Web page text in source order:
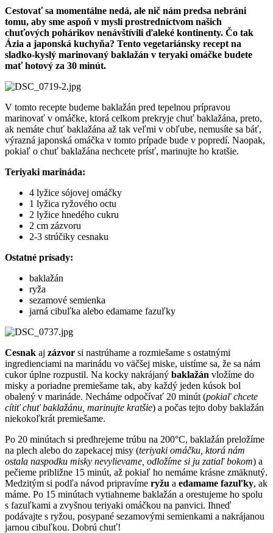
Cestovať sa momentálne nedá, ale nič nám predsa nebráni
tomu, aby sme aspoň v mysli prostredníctvom našich
chuťových pohárikov nenávštívili ďaleké kontinenty. Čo tak
Ázia a japonská kuchyňa? Tento vegetariánsky recept na
sladko-kyslý marinovaný baklažán v teryaki omáčke budete
mať hotový za 30 minút.
V tomto recepte budeme baklažán pred tepelnou prípravou
marinovať v omáčke, ktorá celkom prekryje chuť baklažána, preto,
ak nemáte chuť baklažána až tak veľmi v obľube, nemusíte sa báť,
výrazná japonská omáčka v tomto prípade bude v popredí. Naopak,
pokiaľ o chuť baklažána nechcete prísť, marinujte ho kratšie.
Teriyaki marináda:
4 lyžice sójovej omáčky
1 lyžica ryžového octu
2 lyžice hnedého cukru
2 cm zázvoru
2-3 strúčiky cesnaku
Ostatné prísady:
baklažán
ryža
sezamové semienka
jarná cibuľka alebo edamame fazuľky
Cesnak aj zázvor si nastrúhame a rozmiešame s ostatnými
ingredienciami na marinádu vo väčšej miske, uistíme sa, že sa nám
cukor úplne rozpustil. Na kocky nakrájaný baklažán vložíme do
misky a poriadne premiešame tak, aby každý jeden kúsok bol
obalený v marináde. Necháme odpočívať 20 minút (pokiaľ chcete
cítiť chuť baklažánu, marinujte kratšie) a počas tejto doby baklažán
niekokoľkrát premiešame.
Po 20 minútach si predhrejeme trúbu na 200°C, baklažán preložíme
na plech alebo do zapekacej misy (teriyaki omáčku, ktorá nám
ostala naspodku misky nevylievame, odložíme si ju zatiaľ bokom) a
pečieme približne 15 minút, až pokiaľ ho nemáme krásne zmäknutý.
Medzitým si podľa návod pripravíme ryžu a edamame fazuľky, ak
máme. Po 15 minútach vytiahneme baklažán a orestujeme ho spolu
s fazuľkami a zvyšnou teriyaki omáčkou na panvici. Ihneď
podávajte s ryžou, posypané sezamovými semienkami a nakrájanou
jarnou cibuľkou. Dobrú chuť!